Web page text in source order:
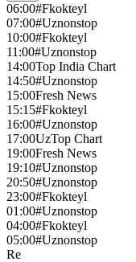
06:00#Fkokteyl
07:00#Uznonstop
10:00#Fkokteyl
11:00#Uznonstop
14:00Top India Chart
14:50#Uznonstop
15:00Fresh News
15:15#Fkokteyl
16:00#Uznonstop
17:00UzTop Chart
19:00Fresh News
19:10#Uznonstop
20:50#Uznonstop
23:00#Fkokteyl
01:00#Uznonstop
04:00#Fkokteyl
05:00#Uznonstop
Re